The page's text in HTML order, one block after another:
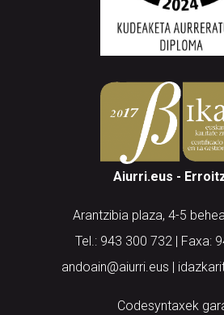
Aiurri.eus -
Arantzibia plaza, 4-5
Tel.: 943 300 732 | Faxa:
andoain@aiurri.eus |
Codesyntaxek